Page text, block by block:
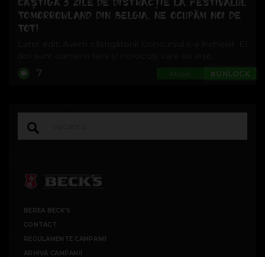
TOMORROWLAND DIN BELGIA. NE OCUPĂM NOI DE
TOT!
Later edit: Avem câștigătorii! Concursul s-a încheiat. Ei
doi sunt oamenii faini și norocoși care au ieșit...
#UNLOCK
Music
7
BEREA BECK'S
CONTACT
REGULAMENTE CAMPANII
ARHIVĂ CAMPANII